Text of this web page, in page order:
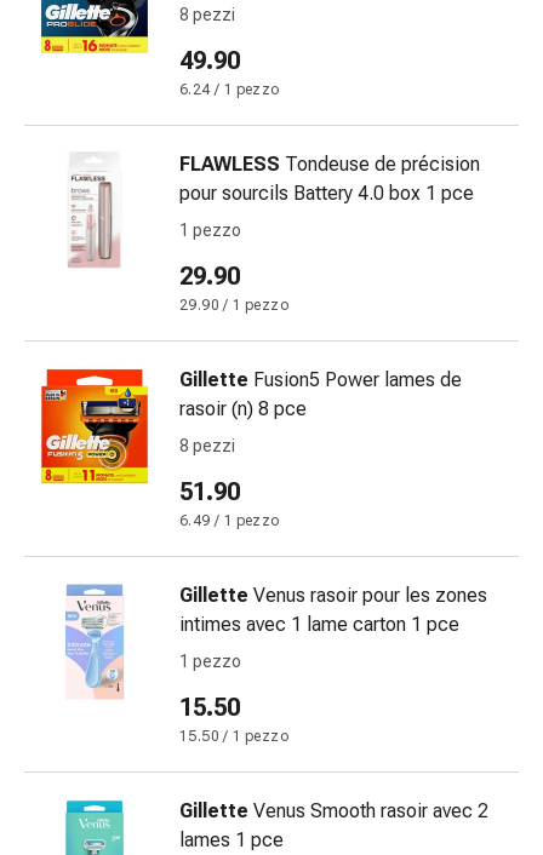
Disturbi
del
nervo
cardiaco
Disturbi
della
memoria
concentrazione
da
fieno
Antiallergico
La
pelle
Gastrointestinale
Diarrea
Emorroidi
Bruciore
stomaco
Nausea
e
vomito
Digestione,
8 pezzi
49.90
6.24 / 1 pezzo
FLAWLESS Tondeuse de précision
pour sourcils Battery 4.0 box 1 pce
1 pezzo
29.90
29.90 / 1 pezzo
Gillette Fusion5 Power lames de
rasoir (n) 8 pce
8 pezzi
51.90
6.49 / 1 pezzo
Gillette Venus rasoir pour les zones
intimes avec 1 lame carton 1 pce
1 pezzo
15.50
15.50 / 1 pezzo
Gillette Venus Smooth rasoir avec 2
lames 1 pce